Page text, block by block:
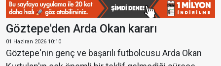
Göztepe'den Arda Okan kararı
01 Haziran 2026 10:10
Göztepe'nin genç ve başarılı futbolcusu Arda Okan